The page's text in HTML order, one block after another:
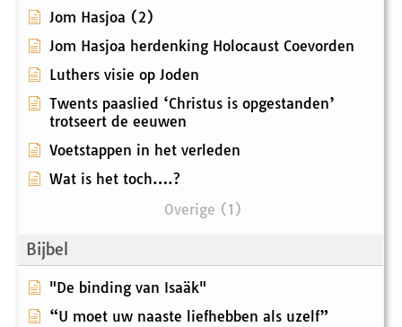
Jom Hasjoa (2)
Jom Hasjoa herdenking Holocaust Coevorden
Luthers visie op Joden
Twents paaslied ‘Christus is opgestanden’
trotseert de eeuwen
Voetstappen in het verleden
Wat is het toch….?
Overige (1)
Bijbel
"De binding van Isaäk"
“U moet uw naaste liefhebben als uzelf”